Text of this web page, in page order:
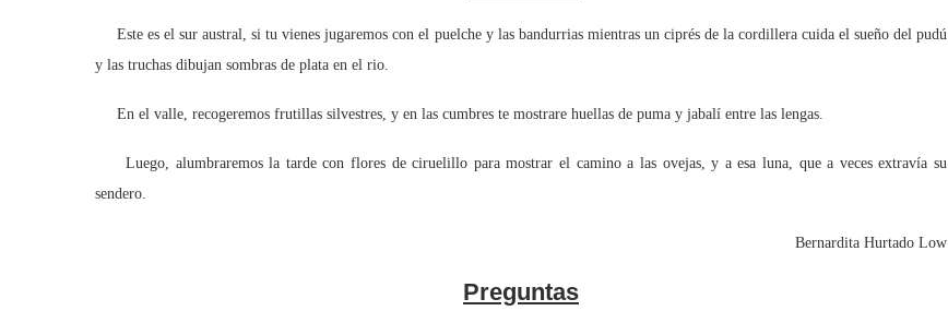
Este es el sur austral, si tu vienes jugaremos con el puelche y las bandurrias mientras un ciprés de la cordillera cuida el sueño del pudú
y las truchas dibujan sombras de plata en el rio.
En el valle, recogeremos frutillas silvestres, y en las cumbres te mostrare huellas de puma y jabalí entre las lengas.
Luego, alumbraremos la tarde con flores de ciruelillo para mostrar el camino a las ovejas, y a esa luna, que a veces extravía su
sendero.
Bernardita Hurtado Low
Preguntas